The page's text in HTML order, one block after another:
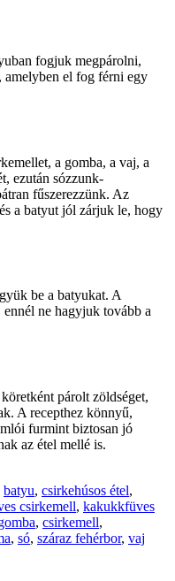
fogjuk megpárolni,
el fog férni egy
a gomba, a vaj, a
ezután sózzunk-
fűszerezzünk. Az
a batyut jól zárjuk le, hogy
be a batyukat. A
ne hagyjuk tovább a
párolt zöldséget,
A recepthez könnyű,
furmint biztosan jó
az étel mellé is.
batyu, csirkehúsos étel,
csirkemell, kakukkfüves
, csirkemell,
, só, száraz fehérbor, vaj